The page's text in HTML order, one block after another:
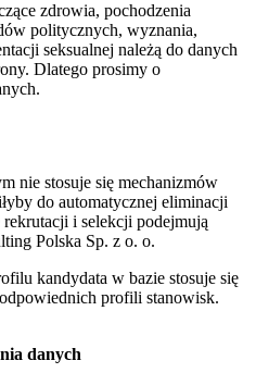
zdrowia, pochodzenia
politycznych, wyznania,
seksualnej należą do danych
Dlatego prosimy o
nie stosuje się mechanizmów
do automatycznej eliminacji
i selekcji podejmują
Polska Sp. z o. o.
kandydata w bazie stosuje się
profili stanowisk.
danych